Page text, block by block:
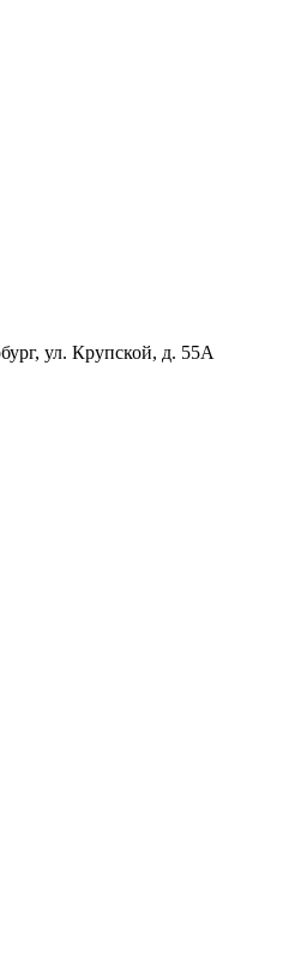
ул. Крупской, д. 55А